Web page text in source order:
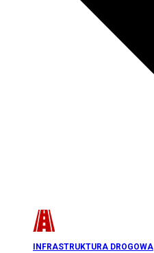
INFRASTRUKTURA DROGOWA